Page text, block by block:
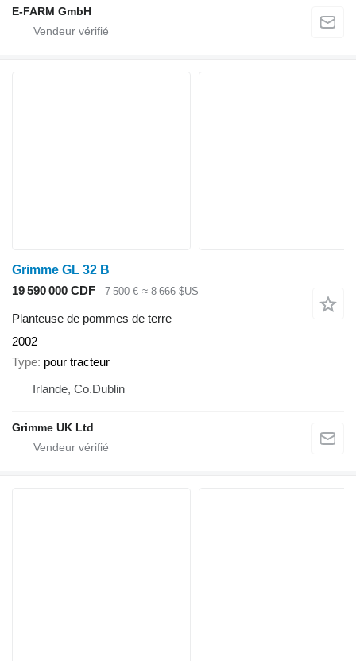
E-FARM GmbH
Grimme GL 32 B
19 590 000 CDF
7 500 € ≈ 8 666 $US
Planteuse de pommes de terre
2002
Type pour tracteur
Irlande, Co.Dublin
Grimme UK Ltd